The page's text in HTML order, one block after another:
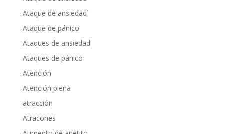
Ataque de ansiedad´
Ataque de pánico
Ataques de ansiedad
Ataques de pánico
Atención
Atención plena
atracción
Atracones